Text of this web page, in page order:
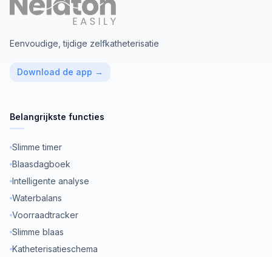
Eenvoudige, tijdige zelfkatheterisatie
Download de app →
Belangrijkste functies
Slimme timer
Blaasdagboek
Intelligente analyse
Waterbalans
Voorraadtracker
Slimme blaas
Katheterisatieschema